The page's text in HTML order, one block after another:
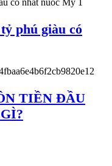
phú giàu có
TIỀN ĐẦU